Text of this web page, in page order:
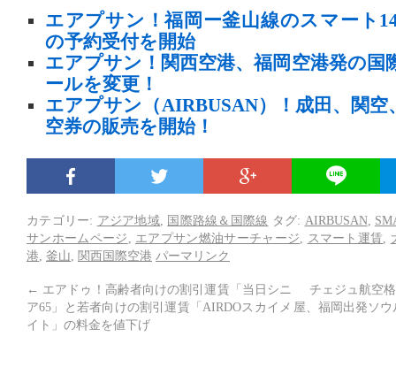
エアプサン！福岡ー釜山線のスマート
の予約受付を開始
エアプサン！関西空港、福岡空港発の国
ールを変更！
エアプサン（AIRBUSAN）！成田、関空
空券の販売を開始！
カテゴリー: アジア地域 国際路線＆国際線 タグ: AIRBUSAN,
サンホームページ
エアプサン燃油サーチャージ スマート運賃
港 釜山 関西国際空港 パーマリンク
← エアドゥ！高齢者向けの割引運賃「当日シニ
ア65」と若者向けの割引運賃「AIRDOスカイメ
イト」の料金を値下げ
チェジュ航空
屋、福岡出発ソ